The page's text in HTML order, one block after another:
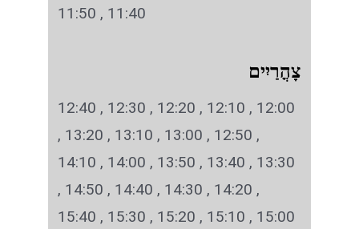
11:40 , 11:50
צָהֳרַיִים
12:00 , 12:10 , 12:20 , 12:30 , 12:40
, 12:50 , 13:00 , 13:10 , 13:20 ,
13:30 , 13:40 , 13:50 , 14:00 , 14:10
, 14:20 , 14:30 , 14:40 , 14:50 ,
15:00 , 15:10 , 15:20 , 15:30 , 15:40